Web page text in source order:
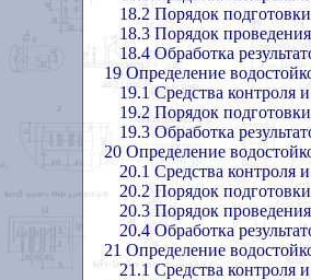
18.2 Порядок
18.3 Порядок
18.4 Обработка
19 Определение
19.1 Средства контроля
19.2 Порядок
19.3 Обработка
20 Определение
20.1 Средства контроля
20.2 Порядок
20.3 Порядок
20.4 Обработка
21 Определение
21.1 Средства контроля